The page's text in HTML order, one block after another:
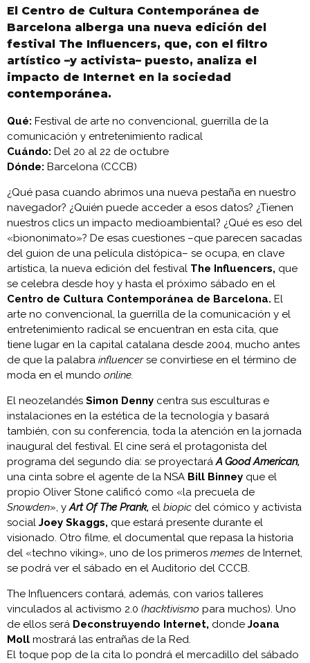
El Centro de Cultura Contemporánea de
Barcelona alberga una nueva edición del
festival The Influencers, que, con el filtro
artístico –y activista– puesto, analiza el
impacto de Internet en la sociedad
contemporánea.
Qué: Festival de arte no convencional, guerrilla de la
comunicación y entretenimiento radical
Cuándo: Del 20 al 22 de octubre
Dónde: Barcelona (CCCB)
¿Qué pasa cuando abrimos una nueva pestaña en nuestro
navegador? ¿Quién puede acceder a esos datos? ¿Tienen
nuestros clics un impacto medioambiental? ¿Qué es eso del
«biononimato»? De esas cuestiones –que parecen sacadas
del guion de una película distópica– se ocupa, en clave
artística, la nueva edición del festival The Influencers, que
se celebra desde hoy y hasta el próximo sábado en el
Centro de Cultura Contemporánea de Barcelona. El
arte no convencional, la guerrilla de la comunicación y el
entretenimiento radical se encuentran en esta cita, que
tiene lugar en la capital catalana desde 2004, mucho antes
de que la palabra influencerse convirtiese en el término de
moda en el mundo online.
El neozelandés Simon Denny centra sus esculturas e
instalaciones en la estética de la tecnología y basará
también, con su conferencia, toda la atención en la jornada
inaugural del festival. El cine será el protagonista del
programa del segundo día: se proyectaráA Good American,
una cinta sobre el agente de la NSA Bill Binney que el
propio Oliver Stone calificó como «la precuela de
Snowden», yArt Of The Prank, el biopic del cómico y activista
social Joey Skaggs, que estará presente durante el
visionado. Otro filme, el documental que repasa la historia
del «techno viking», uno de los primeros memes de Internet,
se podrá ver el sábado en el Auditorio del CCCB.
The Influencers contará, además, con varios talleres
vinculados al activismo 2.0 (hacktivismo para muchos). Uno
de ellos será Deconstruyendo Internet, donde Joana
Moll mostrará las entrañas de la Red.
El toque pop de la cita lo pondrá el mercadillo del sábado